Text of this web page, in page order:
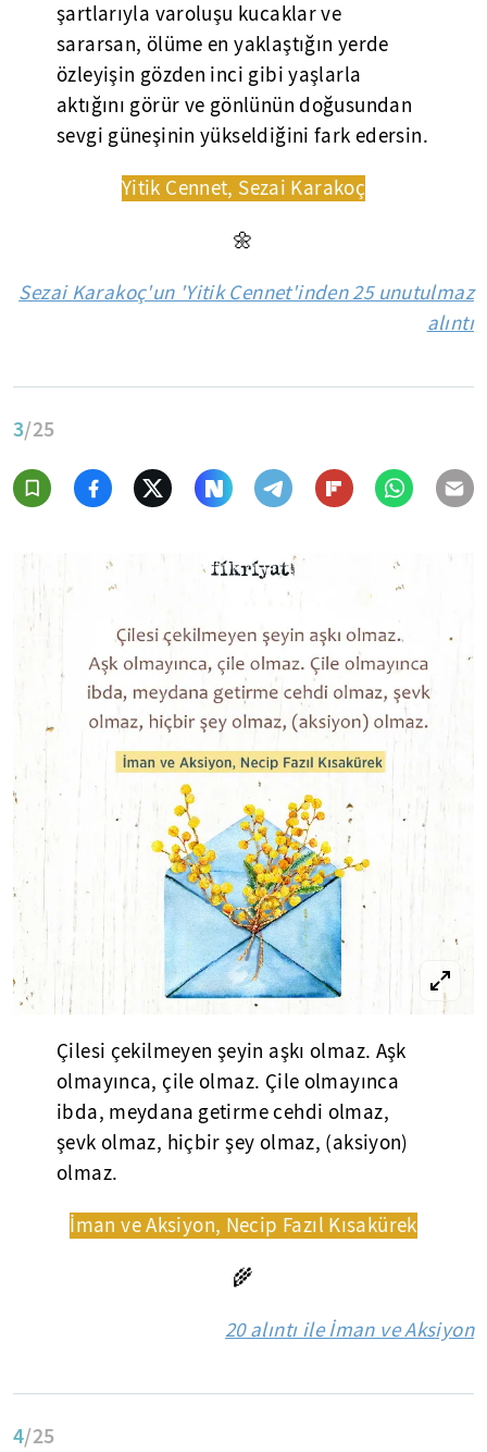
şartlarıyla varoluşu kucaklar ve
sararsan, ölüme en yaklaştığın yerde
özleyişin gözden inci gibi yaşlarla
aktığını görür ve gönlünün doğusundan
sevgi güneşinin yükseldiğini fark edersin.
Yitik Cennet, Sezai Karakoç
🌼
Sezai Karakoç'un 'Yitik Cennet'inden 25 unutulmaz
alıntı
3/25
Çilesi çekilmeyen şeyin aşkı olmaz. Aşk
olmayınca, çile olmaz. Çile olmayınca
ibda, meydana getirme cehdi olmaz,
şevk olmaz, hiçbir şey olmaz, (aksiyon)
olmaz.
İman ve Aksiyon, Necip Fazıl Kısakürek
🌾
20 alıntı ile İman ve Aksiyon
4/25